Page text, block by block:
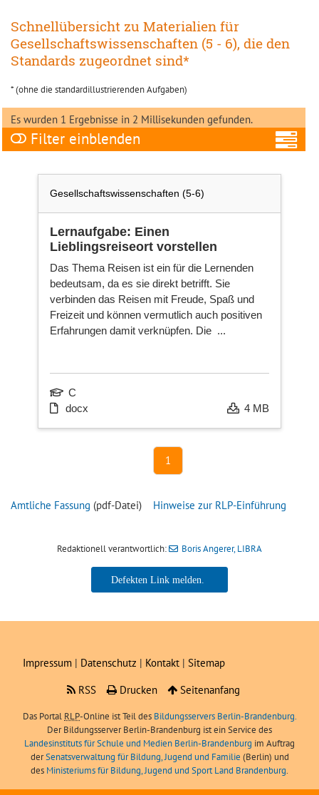
Schnellübersicht zu Materialien für
Gesellschaftswissenschaften (5 - 6), die den
Standards zugeordnet sind*
* (ohne die standardillustrierenden Aufgaben)
Es wurden 1 Ergebnisse in 2 Millisekunden gefunden.
Filter
Gesellschaftswissenschaften (5-6)
Lernaufgabe: Einen
Lieblingsreiseort vorstellen
Das Thema Reisen ist ein für die Lernenden
bedeutsam, da es sie direkt betrifft. Sie
verbinden das Reisen mit Freude, Spaß und
Freizeit und können vermutlich auch positiven
Erfahrungen damit verknüpfen. Die ...
C
docx
4 MB
1
Amtliche Fassung (pdf-Datei) Hinweise zur RLP-Einführung
Redaktionell verantwortlich: Boris Angerer, LIBRA
Boris Angerer, LIBRA
Impressum | Datenschutz | Kontakt | Sitemap
RSS
Drucken Seitenanfang
Das Portal RLP-Online ist Teil des Bildungsservers Berlin-Brandenburg.
Der Bildungsserver Berlin-Brandenburg ist ein Service des
Landesinstituts für Schule und Medien Berlin-Brandenburg im Auftrag
derSenatsverwaltung für Bildung, Jugend und Familie (Berlin) und
des Ministeriums für Bildung, Jugend und Sport Land Brandenburg.